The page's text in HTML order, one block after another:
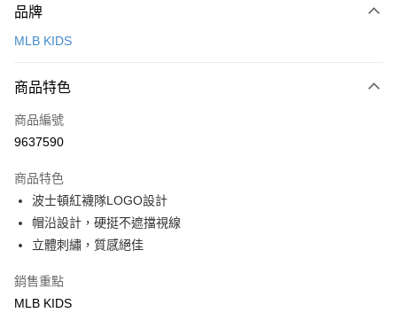
信用卡一次付款
LINE Pay
Apple Pay
悠遊付
運送方式
每筆NT$60，滿NT$499(含以上)免運費
品牌
MLB KIDS
商品特色
商品編號
9637590
商品特色
波士頓紅襪隊LOGO設計
帽沿設計，硬挺不遮擋視線
立體刺繡，質感絕佳
銷售重點
MLB KIDS